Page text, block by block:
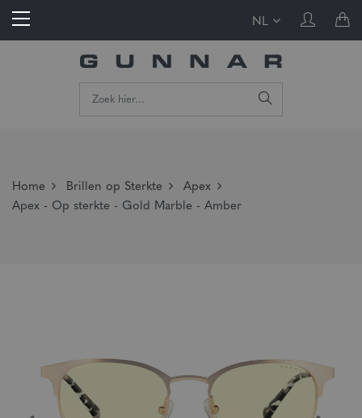
NL
Home Brillen op Sterkte
Apex
Apex - Op sterkte - Gold Marble - Amber